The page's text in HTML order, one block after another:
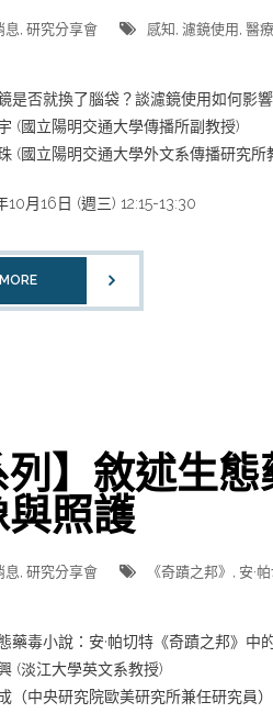
息, 研究分享會 感知 , 濾鏡使用 , 醫
是否就換了腦袋？談濾鏡使用如何影
(國立陽明交通大學傳播所副教授)
(國立陽明交通大學外文系傳播研究所
月16日 (週三) 12:15-13:30
列】敘述生
照護
息, 研究分享會 《奇蹟之邦》 , 安·
藥毒小說：安·帕切特《奇蹟之邦》中
(淡江大學英文系教授)
（中央研究院歐美研究所兼任研究員）